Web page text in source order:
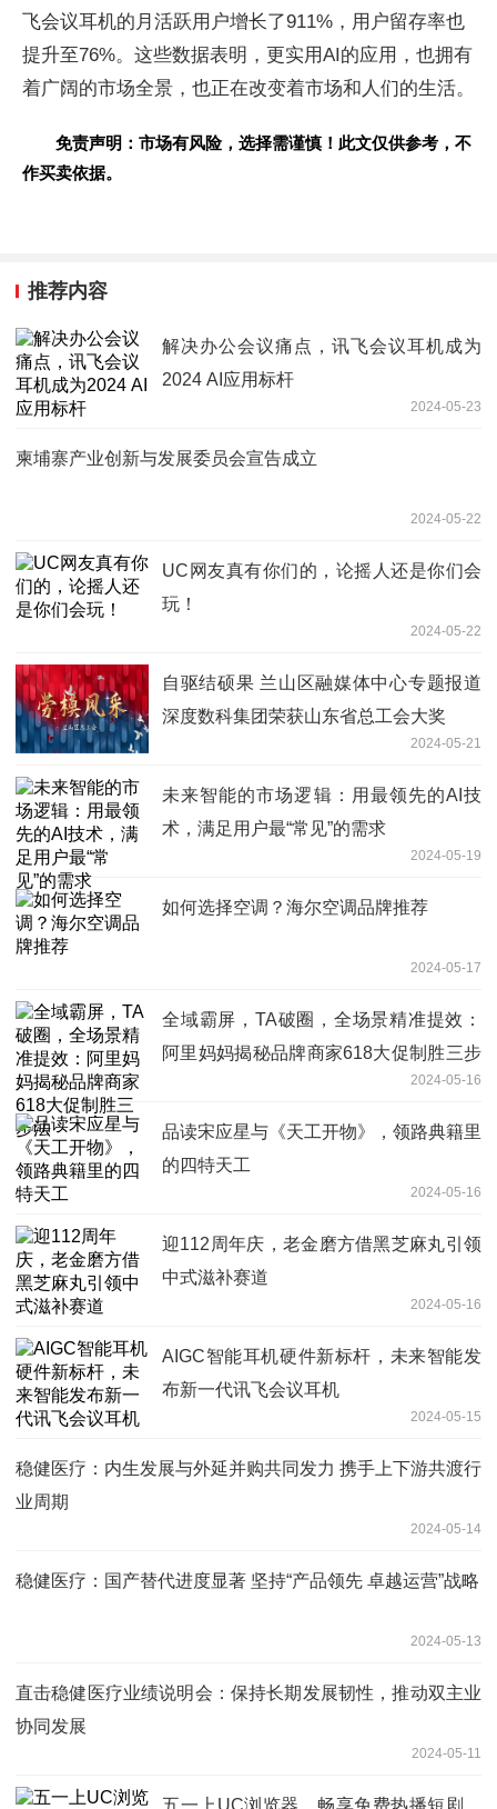
飞会议耳机的月活跃用户增长了911%，用户留存率也
提升至76%。这些数据表明，更实用AI的应用，也拥有
着广阔的市场全景，也正在改变着市场和人们的生活。
免责声明：市场有风险，选择需谨慎！此文仅供参考，不
作买卖依据。
推荐内容
解决办公会议痛点，讯飞会议耳机成为
2024 AI应用标杆
2024-05-23
柬埔寨产业创新与发展委员会宣告成立
2024-05-22
UC网友真有你们的，论摇人还是你们会
玩！
2024-05-22
自驱结硕果 兰山区融媒体中心专题报道
深度数科集团荣获山东省总工会大奖
2024-05-21
未来智能的市场逻辑：用最领先的AI技
术，满足用户最“常见”的需求
2024-05-19
如何选择空调？海尔空调品牌推荐
2024-05-17
全域霸屏，TA破圈，全场景精准提效：
阿里妈妈揭秘品牌商家618大促制胜三步
2024-05-16
品读宋应星与《天工开物》，领路典籍里
的四特天工
2024-05-16
迎112周年庆，老金磨方借黑芝麻丸引领
中式滋补赛道
2024-05-16
AIGC智能耳机硬件新标杆，未来智能发
布新一代讯飞会议耳机
2024-05-15
稳健医疗：内生发展与外延并购共同发力 携手上下游共渡行
业周期
2024-05-14
稳健医疗：国产替代进度显著 坚持“产品领先 卓越运营”战略
2024-05-13
直击稳健医疗业绩说明会：保持长期发展韧性，推动双主业
协同发展
2024-05-11
五一上UC浏览器，畅享免费热播短剧、